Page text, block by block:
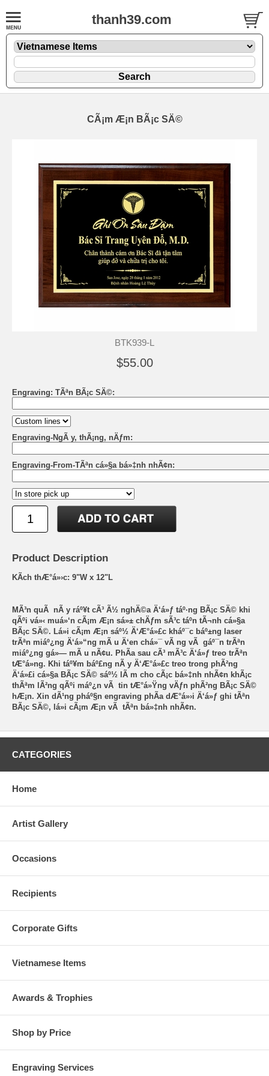
thanh39.com
CÃ¡m Æ¡n BÃ¡c SÄ©
BTK939-L
$55.00
Engraving: TÃªn BÃ¡c SÄ©:
Engraving-NgÃ y, thÃ¡ng, nÄƒm:
Engraving-From-TÃªn cá»§a bá»‡nh nhÃ¢n:
Product Description
KÃ­ch thÆ°á»›c: 9"W x 12"L
MÃ³n quÃ nÃ y ráº¥t cÃ³ Ã½ nghÄ©a Ä‘á»ƒ táº·ng BÃ¡c SÄ© khi
qÃºi vá»‹ muá»‘n cÃ¡m Æ¡n sá»± chÄƒm sÃ³c táº­n tÃ¬nh cá»§a
BÃ¡c SÄ©. Lá»i cÃ¡m Æ¡n sáº½ Ä‘Æ°á»£c kháº¯c báº±ng laser
trÃªn miáº¿ng Ä‘á»“ng mÃ u Ä‘en chá»¯ vÃ ng vÃ gáº¯n trÃªn
miáº¿ng gá»— mÃ u nÃ¢u. PhÃ­a sau cÃ³ mÃ³c Ä‘á»ƒ treo trÃªn
tÆ°á»ng. Khi táº¥m báº£ng nÃ y Ä‘Æ°á»£c treo trong phÃ²ng
Ä‘á»£i cá»§a BÃ¡c SÄ© sáº½ lÃ m cho cÃ¡c bá»‡nh nhÃ¢n khÃ¡c
thÃªm lÃ²ng qÃºi máº¿n vÃ tin tÆ°á»Ÿng vÄƒn phÃ²ng BÃ¡c SÄ©
hÆ¡n. Xin dÃ¹ng pháº§n engraving phÃ­a dÆ°á»›i Ä‘á»ƒ ghi tÃªn
BÃ¡c SÄ©, lá»i cÃ¡m Æ¡n vÃ tÃªn bá»‡nh nhÃ¢n.
CATEGORIES
Home
Artist Gallery
Occasions
Recipients
Corporate Gifts
Vietnamese Items
Awards & Trophies
Shop by Price
Engraving Services